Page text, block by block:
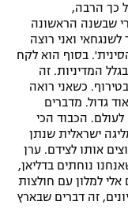
כך הרבה,
שבשנה הראשונה
ואני רוצה
בסוף הוא לקח
המדיניות. זה
כשאני רואה
גדול. מדברים
לעולם. הכבוד הכי
ישראלית שנתן
אותו לצידם. ערן
נוחתים בדליאן,
אלי למלון עם חולצות
זה דברים שבארץ